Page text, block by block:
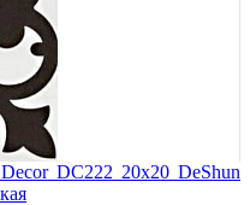
DC222 20х20 DeShun